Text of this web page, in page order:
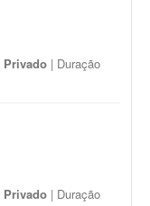
Privado | Duração
Privado | Duração